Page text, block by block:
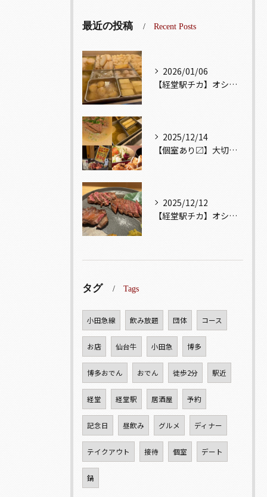
最近の投稿 Recent Posts
2026/01/06
【経堂駅チカ】オシャレ居酒屋🏮出汁が美味しいおでんがオススメ...
2025/12/14
【個室あり〼】大切な記念日、お祝い事でのご来店ぜひお待ちして...
2025/12/12
【経堂駅チカ】オシャレ居酒屋🏮自慢のお肉が楽しめる🐃お得なコ...
タグ Tags
小田急線 飲み放題 団体 コース
お店 仙台牛 小田急 博多
博多おでん おでん 徒歩2分 駅近
経堂 経堂駅 居酒屋 予約
記念日 昼飲み グルメ ディナー
テイクアウト 接待 個室 デート
鍋